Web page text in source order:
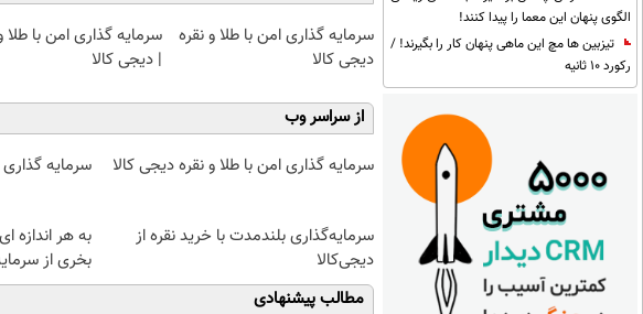
الگوی پنهان این معما را پیدا کنند!
تیزبین ها مچ این ماهی پنهان کار را بگیرند! /
رکورد 10 ثانیه
سرمایه گذاری امن با طلا و نقره
دیجی کالا
سرمایه گذاری امن با طلا
| دیجی کالا
از سراسر وب
سرمایه گذاری امن با طلا و نقره دیجی کالا
سرمایه گذاری
سرمایه‌گذاری بلندمدت با خرید نقره از
دیجی‌کالا
به هر اندازه
بخری از
مطالب پیشنهادی